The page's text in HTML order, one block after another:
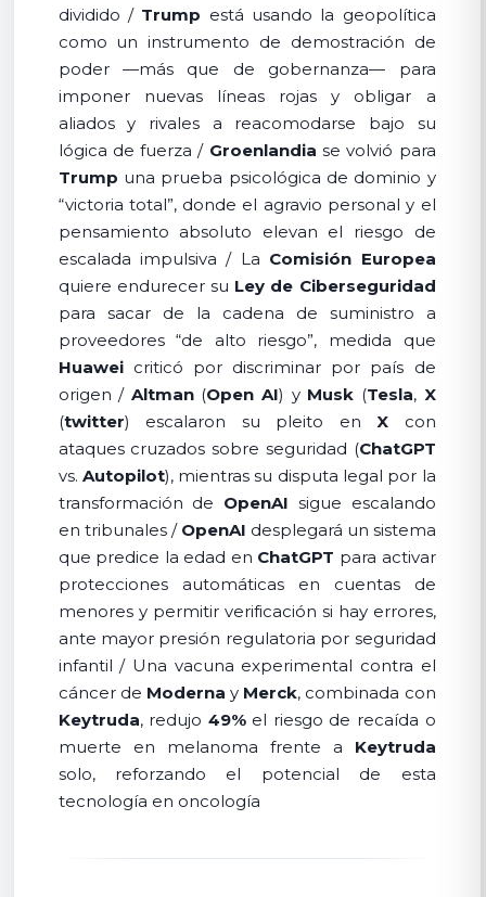
dividido / Trump está usando la geopolítica
como un instrumento de demostración de
poder —más que de gobernanza— para
imponer nuevas líneas rojas y obligar a
aliados y rivales a reacomodarse bajo su
lógica de fuerza / Groenlandia se volvió para
Trump una prueba psicológica de dominio y
“victoria total”, donde el agravio personal y el
pensamiento absoluto elevan el riesgo de
escalada impulsiva / La Comisión Europea
quiere endurecer su Ley de Ciberseguridad
para sacar de la cadena de suministro a
proveedores “de alto riesgo”, medida que
Huaweicriticó por discriminar por país de
origen / Altman(Open AI) y Musk (Tesla, X
(twitter) escalaron su pleito en X con
ataques cruzados sobre seguridad (ChatGPT
vs. Autopilot), mientras su disputa legal por la
transformación de OpenAI sigue escalando
en tribunales / OpenAI desplegará un sistema
que predice la edad en ChatGPT para activar
protecciones automáticas en cuentas de
menores y permitir verificación si hay errores,
ante mayor presión regulatoria por seguridad
infantil / Una vacuna experimental contra el
cáncer de Moderna y Merck, combinada con
Keytruda, redujo 49%el riesgo de recaída o
muerte en melanoma frente a Keytruda
solo, reforzando el potencial de esta
tecnología en oncología